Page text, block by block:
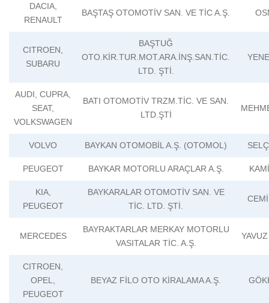
DACIA,
RENAULT
BAŞTAŞ OTOMOTİV SAN. VE TİC A.Ş.
CITROEN,
SUBARU
BAŞTUĞ
OTO.KİR.TUR.MOT.ARA.İNŞ.SAN.TİC.
LTD. ŞTİ.
AUDI, CUPRA,
SEAT,
VOLKSWAGEN
BATI OTOMOTİV TRZM.TİC. VE SAN.
LTD.ŞTİ
VOLVO BAYKAN OTOMOBİL A.Ş. (OTOMOL)
PEUGEOT BAYKAR MOTORLU ARAÇLAR A.Ş.
KIA,
PEUGEOT
BAYKARALAR OTOMOTİV SAN. VE
TİC. LTD. ŞTİ.
MERCEDES
BAYRAKTARLAR MERKAY MOTORLU
VASITALAR TİC. A.Ş.
CITROEN,
OPEL,
PEUGEOT
BEYAZ FİLO OTO KİRALAMA A.Ş.